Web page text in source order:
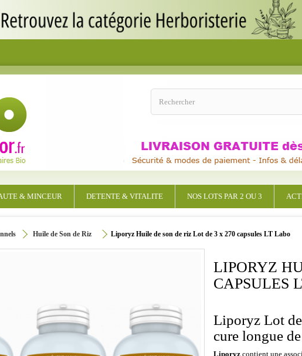
& MINCEUR DETENTE & VITALITE NOS LOTS PAR 2 OU 3
Huile de Son de Riz Liporyz Huile de son de riz Lot de 3 x 270 capsules LT Labo
LIPORYZ
CAPSULES
Liporyz Lot
cure longue
Liporyz contient une